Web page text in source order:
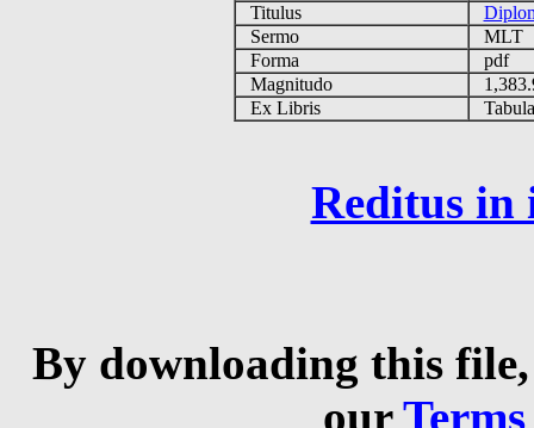
Titulus
Sermo
MLT
Forma
pdf
Magnitudo
Ex Libris
Reditus in
By downloading this
our